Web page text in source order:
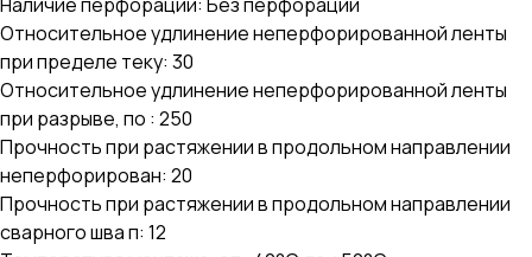
Относительное удлинение неперфорированной ленты
при пределе теку: 30
Относительное удлинение неперфорированной ленты
при разрыве, по : 250
Прочность при растяжении в продольном направлении
неперфорирован: 20
Прочность при растяжении в продольном направлении
сварного шва п: 12